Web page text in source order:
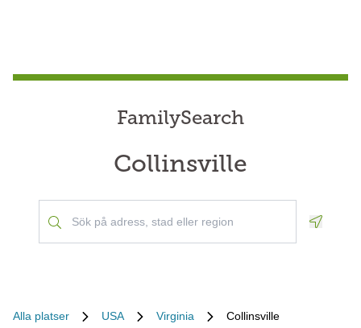
FamilySearch
Collinsville
Alla platser USA Virginia Collinsville